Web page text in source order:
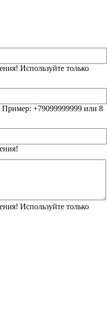
Используйте только
+79099999999 или 8
Используйте только